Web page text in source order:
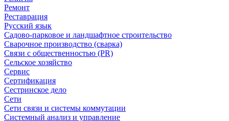
Ремонт
Реставрация
Русский язык
Садово-парковое и ландшафтное строительство
Сварочное производство (сварка)
Связи с общественностью (PR)
Сельское хозяйство
Сервис
Сертификация
Сестринское дело
Сети
Сети связи и системы коммутации
Системный анализ и управление